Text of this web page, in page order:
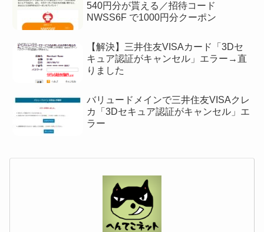
540円分が貰える／招待コード
NWSS6F で1000円分クーポン
【解決】三井住友VISAカード「3Dセ
キュア認証がキャンセル」エラー→直
りました
バリュードメインで三井住友VISAクレ
カ「3Dセキュア認証がキャンセル」エ
ラー